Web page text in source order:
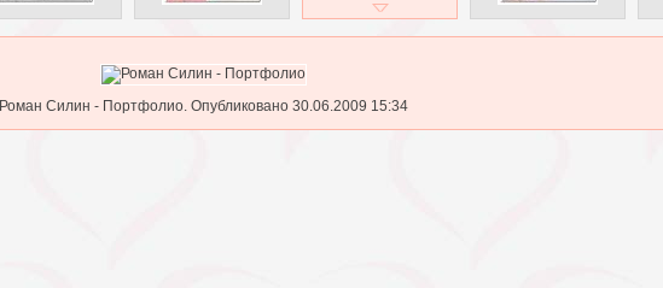
Роман Силин - Портфолио. Опубликовано 30.06.2009 15:34